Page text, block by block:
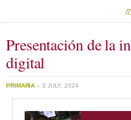
Presentación de la
digital
PRIMARIA – 3 JULY, 2024